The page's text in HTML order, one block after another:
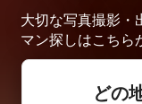
大切な写真撮影・
マン探しはこちら
どの